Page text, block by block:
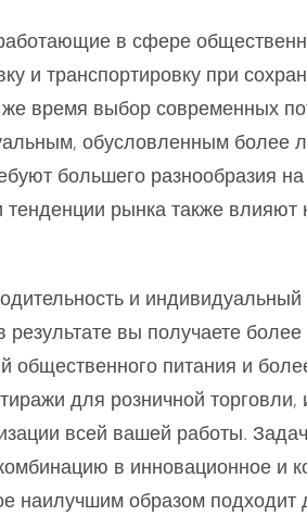
в сфере
и транспортировку при
время выбор современных
обусловленным более
большего разнообразия
тенденции рынка также влияют
и
результате вы получаете
общественного питания и
для розничной
всей вашей работы.
в инновационное и
наилучшим образом